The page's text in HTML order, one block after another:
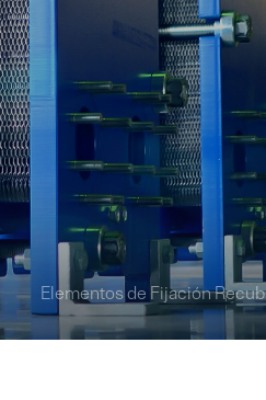
Elementos de Fijación